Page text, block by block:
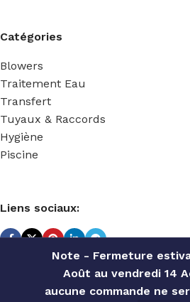
Note - Fermeture
Août au vendredi 14
aucune commande ne
Catégories
Blowers
Traitement Eau
Transfert
Tuyaux & Raccords
Hygiène
Piscine
Liens sociaux:
TECHNIDOSE 2022 Réalisé par